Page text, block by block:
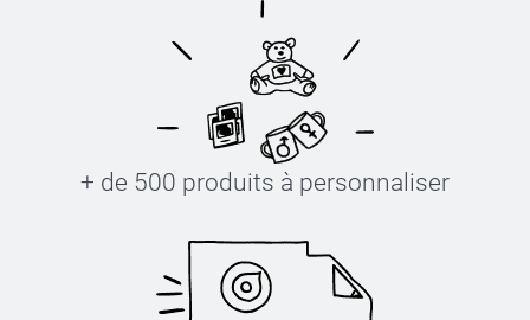
+ de 500 produits à personnaliser